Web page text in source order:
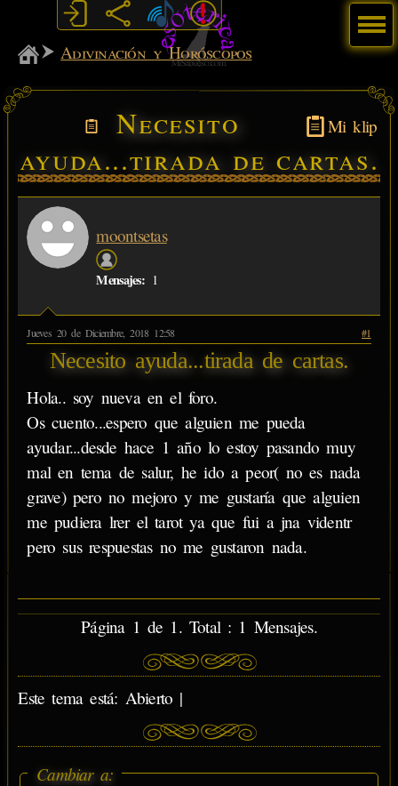
MiSabueso
Adivinación y Horóscopos
Mi klip
Necesito
ayuda...tirada de cartas.
moontsetas
Mensajes: 1
Jueves 20 de Diciembre, 2018 12:58 #1
Necesito ayuda...tirada de cartas.
Hola.. soy nueva en el foro.
Os cuento...espero que alguien me pueda
ayudar...desde hace 1 año lo estoy pasando muy
mal en tema de salur, he ido a peor( no es nada
grave) pero no mejoro y me gustaría que alguien
me pudiera lrer el tarot ya que fui a jna videntr
pero sus respuestas no me gustaron nada.
Página 1 de 1. Total : 1 Mensajes.
Este tema está: Abierto |
Cambiar a:
Menú